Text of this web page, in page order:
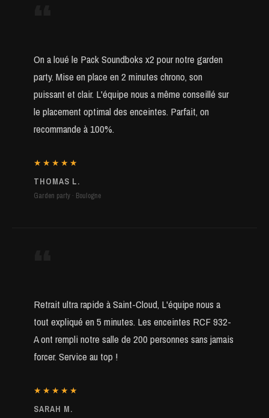
On a loué le Pack Soundboks x2 pour notre garden
party. Mise en place en 2 minutes chrono, son
puissant et clair. L'équipe nous a même conseillé sur
le placement optimal des enceintes. Parfait, on
recommande à 100%.
★★★★★
THOMAS L.
Garden party · Boulogne
Retrait ultra rapide à Saint-Cloud, L'équipe nous a
tout expliqué en 5 minutes. Les enceintes RCF 932-
A ont rempli notre salle de 200 personnes sans jamais
forcer. Service au top !
★★★★★
SARAH M.